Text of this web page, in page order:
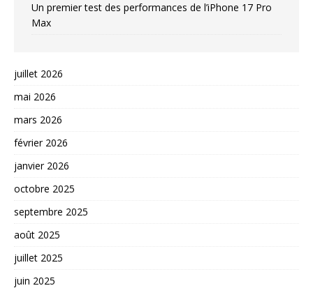
Un premier test des performances de l’iPhone 17 Pro
Max
juillet 2026
mai 2026
mars 2026
février 2026
janvier 2026
octobre 2025
septembre 2025
août 2025
juillet 2025
juin 2025